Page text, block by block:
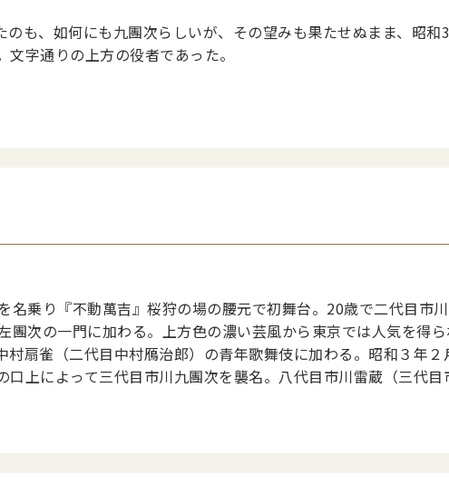
も、如何にも九團次らしいが、その望みも果たせぬまま、昭
字通りの上方の役者であった。
乗り『不動萬吉』桜狩の場の腰元で初舞台。20歳で二代目市
次の一門に加わる。上方色の濃い芸風から東京では人気を得
扇雀（二代目中村鴈治郎）の青年歌舞伎に加わる。昭和３年２
上によって三代目市川九團次を襲名。八代目市川雷蔵（三代目